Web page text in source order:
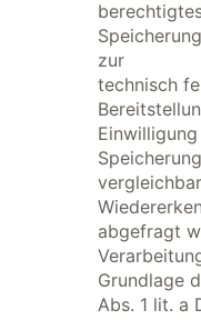
zur
technisch
abgefragt
Grundlage
Abs. 1 lit. a